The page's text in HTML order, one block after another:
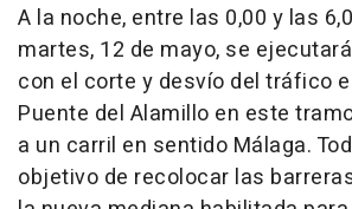
A la noche, entre las 0,00 y las
martes, 12 de mayo, se
con el corte y desvío del tráfico
Puente del Alamillo en este
a un carril en sentido Málaga.
objetivo de recolocar las